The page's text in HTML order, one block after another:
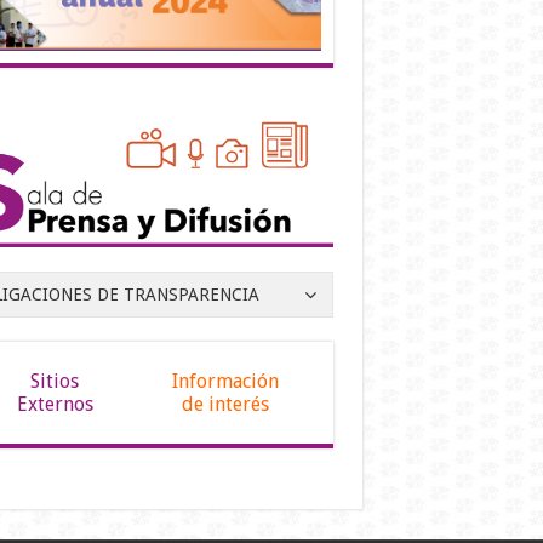
DE TRANSPARENCIA
Sitios
Externos
Información
de interés